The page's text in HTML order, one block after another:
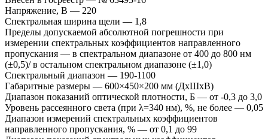
Напряжение, В — 220
Спектральная ширина щели — 1,8
Пределы допускаемой абсолютной погрешности при
измерении спектральных коэффициентов направленного
пропускания — в спектральном диапазоне от 400 до 800 нм
(±0,5)/ в остальном спектральном диапазоне (±1,0)
Спектральный диапазон — 190-1100
Габаритные размеры — 600×450×200 мм (ДxШxВ)
Диапазон показаний оптической плотности, Б — от -0,3 до 3,0
Уровень рассеянного света (при λ=340 нм), %, не более — 0,05
Диапазон измерений спектральных коэффициентов
направленного пропускания, % — от 0,1 до 99